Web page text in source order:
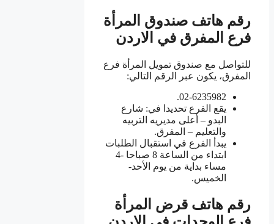
رقم هاتف صندوق المرأة
فرع المفرق في الاردن
للتواصل مع صندوق تمويل المرأة فرع
المفرق، يكون عبر الرقم التالي:
02-6235982.
يقع الفرع تحديدا في: شارع
البدو – أعلى مديريه التربيه
والتعليم – المفرق.
يبدأ الفرع في استقبال الطلبات
ابتداء من الساعة 8 صباحا -4
مساء بداية من يوم الأحد-
الخميس.
رقم هاتف قرض المرأة